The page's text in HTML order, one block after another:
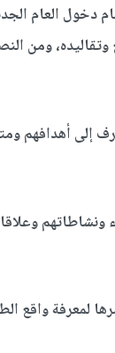
دخول العام
ومن
إلى أهدافهم
ونشاطاتهم
لمعرفة واقع